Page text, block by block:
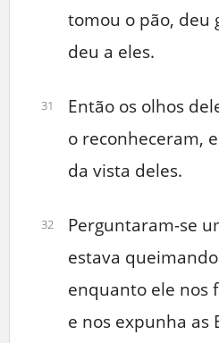
tomou o pão, deu
deu a eles.
31
Então os olhos
o reconheceram,
da vista deles.
32
Perguntaram-se
estava
enquanto ele nos
e nos expunha as